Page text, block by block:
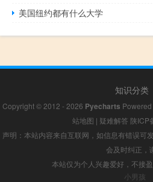
美国纽约都有什么大学
知识分类
Copyright © 2012 - 2026 Pyecharts
站地图 | 疑难解答 陕ICP
声明：本站内容来自互联网，如信息有错误可
会及时纠正，
本站仅为个人兴趣爱好，不接
小男孩